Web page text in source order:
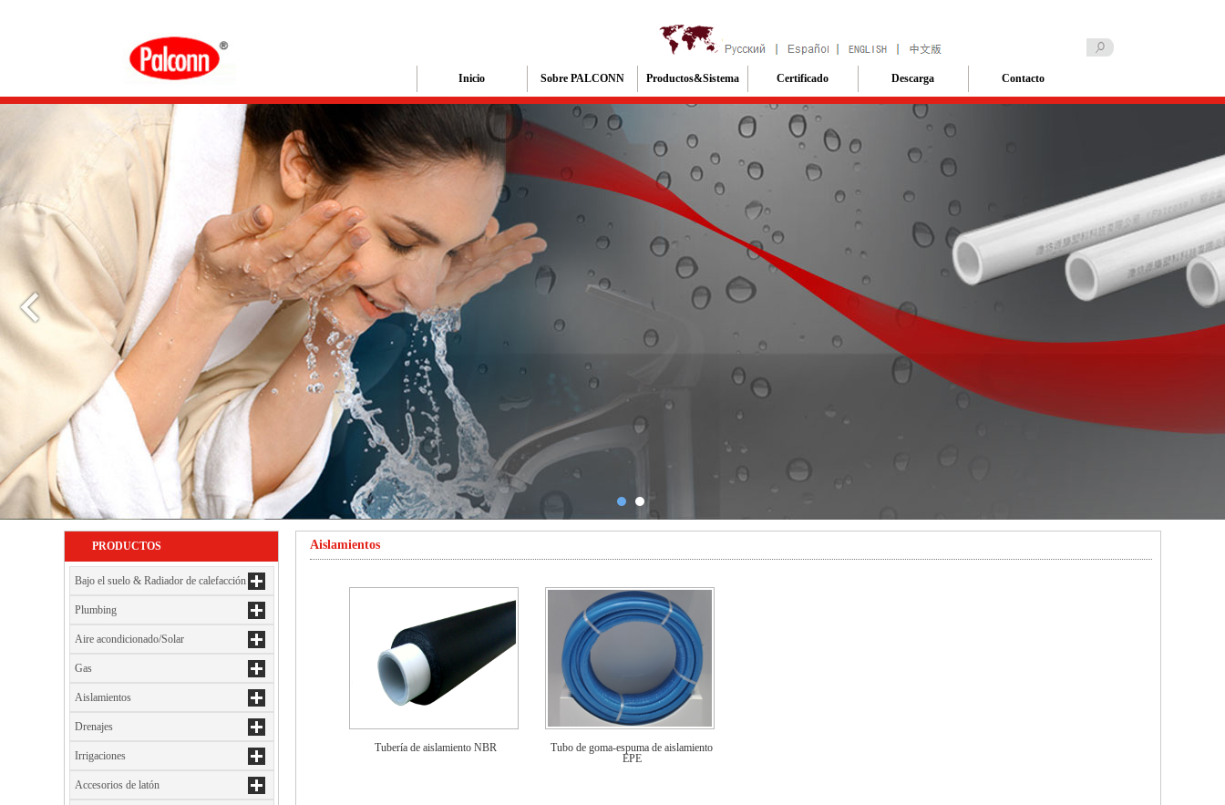
Inicio Sobre PALCONN Productos&Sistema Certificado Descarga Contacto
PRODUCTOS
Bajo el suelo & Radiador de calefacción
Plumbing
Aire acondicionado/Solar
Gas
Aislamientos
Drenajes
Irrigaciones
Accesorios de latón
Aislamientos
Tubería de aislamiento NBR
Tubo de goma-espuma de aislamiento
EPE